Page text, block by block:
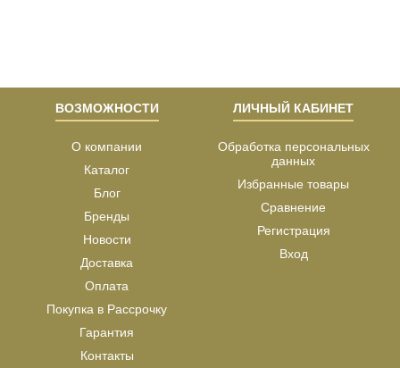
ВОЗМОЖНОСТИ
О компании
Каталог
Блог
Бренды
Новости
Доставка
Оплата
Покупка в Рассрочку
Гарантия
Контакты
ЛИЧНЫЙ КАБИНЕТ
Обработка персональных
данных
Избранные товары
Сравнение
Регистрация
Вход